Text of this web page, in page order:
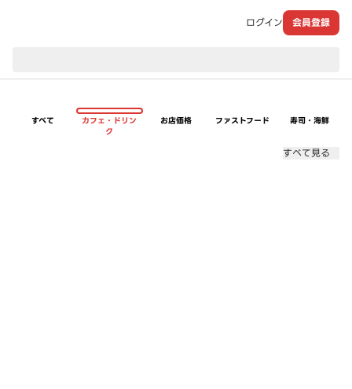
ログイン 会員登録
すべて
カフェ・ドリン
ク
お店価格 ファストフード 寿司・海鮮
すべて見る